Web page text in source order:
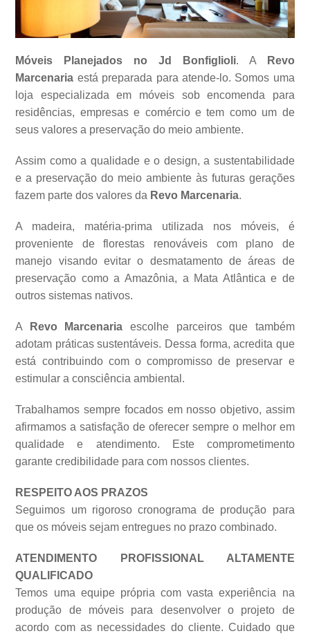
Móveis Planejados no Jd Bonfiglioli. A
Revo
Marcenaria está preparada para atende-lo. Somos uma
loja especializada em móveis sob encomenda para
residências, empresas e comércio e tem como um de
seus valores a preservação do meio ambiente.
Assim como a qualidade e o design, a sustentabilidade
e a preservação do meio ambiente às futuras gerações
fazem parte dos valores da Revo Marcenaria.
A madeira, matéria-prima utilizada nos móveis, é
proveniente de florestas renováveis com plano de
manejo visando evitar o desmatamento de áreas de
preservação como a Amazônia, a Mata Atlântica e de
outros sistemas nativos.
A Revo Marcenaria escolhe parceiros que também
adotam práticas sustentáveis. Dessa forma, acredita que
está contribuindo com o compromisso de preservar e
estimular a consciência ambiental.
Trabalhamos sempre focados em nosso objetivo, assim
afirmamos a satisfação de oferecer sempre o melhor em
qualidade e atendimento. Este comprometimento
garante credibilidade para com nossos clientes.
RESPEITO AOS PRAZOS
Seguimos um rigoroso cronograma de produção para
que os móveis sejam entregues no prazo combinado.
ATENDIMENTO PROFISSIONAL ALTAMENTE
QUALIFICADO
Temos uma equipe própria com vasta experiência na
produção de móveis para desenvolver o projeto de
acordo com as necessidades do cliente. Cuidado que